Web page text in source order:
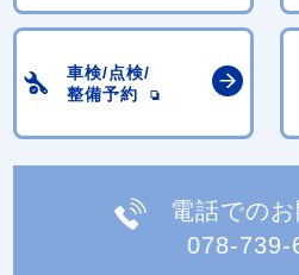
車検/点検/
整備予約
電話での
078-739-